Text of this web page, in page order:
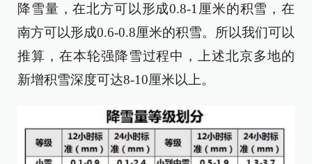
降雪量，在北方可以形成0.8-1厘米的积雪，在
南方可以形成0.6-0.8厘米的积雪。所以我们可以
推算，在本轮强降雪过程中，上述北京多地的
新增积雪深度可达8-10厘米以上。